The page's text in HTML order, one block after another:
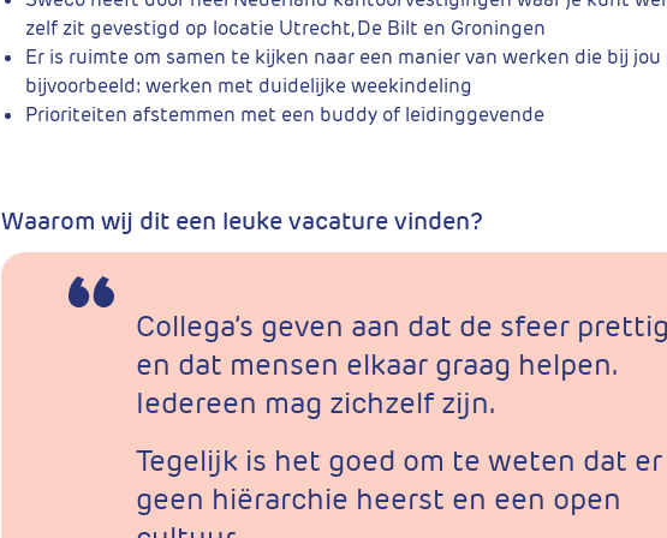
zelf zit gevestigd op locatie Utrecht, De Bilt en Groningen
Er is ruimte om samen te kijken naar een manier van werken die bij jou
bijvoorbeeld: werken met duidelijke weekindeling
Prioriteiten afstemmen met een buddy of leidinggevende
Waarom wij dit een leuke vacature vinden?
Collega’s geven aan dat de sfeer
en dat mensen elkaar graag helpen.
Iedereen mag zichzelf zijn.
Tegelijk is het goed om te weten dat er
geen hiërarchie heerst en een open